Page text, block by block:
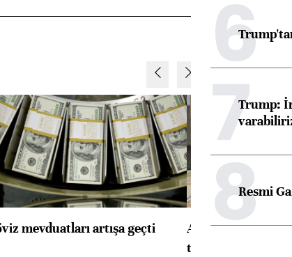
mevduatları artışa geçti
ABD'de konut
toparlandı
6
7Trump:
8
Resmi